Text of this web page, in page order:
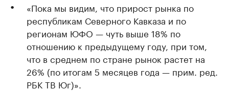
«Пока мы видим, что прирост рынка по
республикам Северного Кавказа и по
регионам ЮФО — чуть выше 18% по
отношению к предыдущему году, при том,
что в среднем по стране рынок растет на
26% (по итогам 5 месяцев года — прим. ред.
РБК ТВ Юг)».